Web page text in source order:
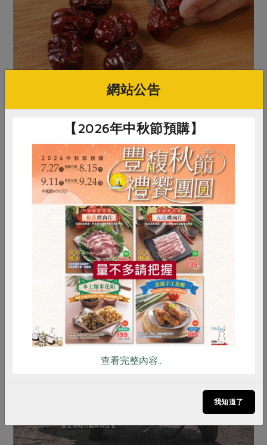
RPET 食譜 減硝酸鹽
雞蛋 食安 共同購買
網站公告
【2026年中秋節預購】
查看完整內容..
我知道了